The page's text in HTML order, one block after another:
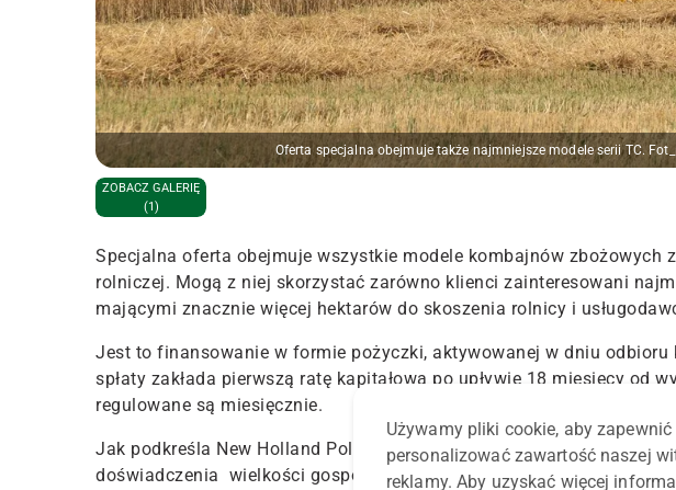
Oferta specjalna obejmuje także najmniejsze modele serii TC.
ZOBACZ GALERIĘ
(1)
Specjalna oferta obejmuje wszystkie modele kombajnów zbożowych
rolniczej. Mogą z niej skorzystać zarówno klienci zainteresowani
mającymi znacznie więcej hektarów do skoszenia rolnicy i
Jest to finansowanie w formie pożyczki, aktywowanej w dniu odbioru
spłaty zakłada pierwszą ratę kapitałową po upływie 18 miesięcy od
regulowane są miesięcznie.
Jak podkreśla New Holland Polska, program kierowany jest do
doświadczenia wielkości gospodarstwa, a wszystkie formalności
Używamy pliki cookie, aby
personalizować zawartość naszej
reklamy. Aby uzyskać więcej